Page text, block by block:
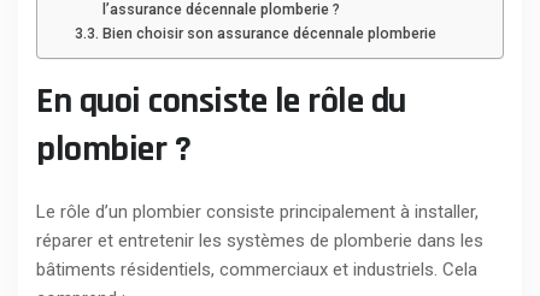
l’assurance décennale plomberie ?
Bien choisir son assurance décennale plomberie
En quoi consiste le rôle du
plombier ?
Le rôle d’un plombier consiste principalement à installer,
réparer et entretenir les systèmes de plomberie dans les
bâtiments résidentiels, commerciaux et industriels. Cela